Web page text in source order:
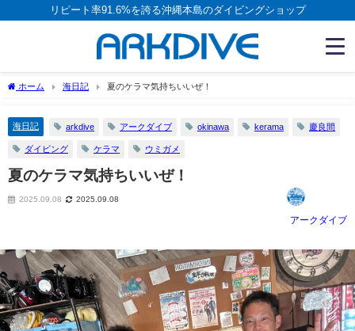
リピート率91.6%を誇る沖縄本島のダイビングショップ
ホーム 海日記 夏のケラマ気持ちいいぜ！
海日記 arkdive アークダイブ okinawa kerama 慶良間
ダイビング ケラマ ウミガメ
夏のケラマ気持ちいいぜ！
2025.09.08 2025.09.08
アークダイブ